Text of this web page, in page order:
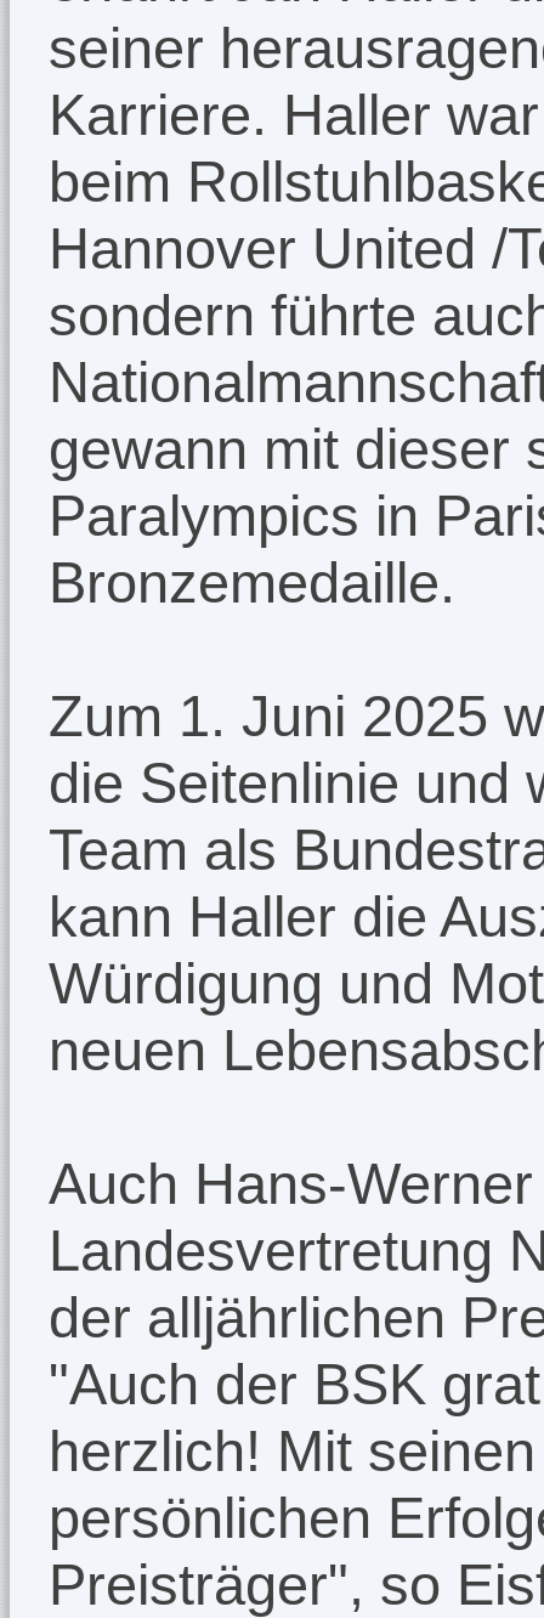
seiner
Karriere. Haller
beim
Hannover United /
sondern führte
gewann mit dieser
Paralympics in
Bronzemedaille.
Zum 1. Juni 2025
die Seitenlinie und
Team als
kann Haller die
Würdigung und
neuen
Auch Hans-
Landesvertretung
der alljährlichen
"Auch der BSK
herzlich! Mit
persönlichen
Preisträger", so